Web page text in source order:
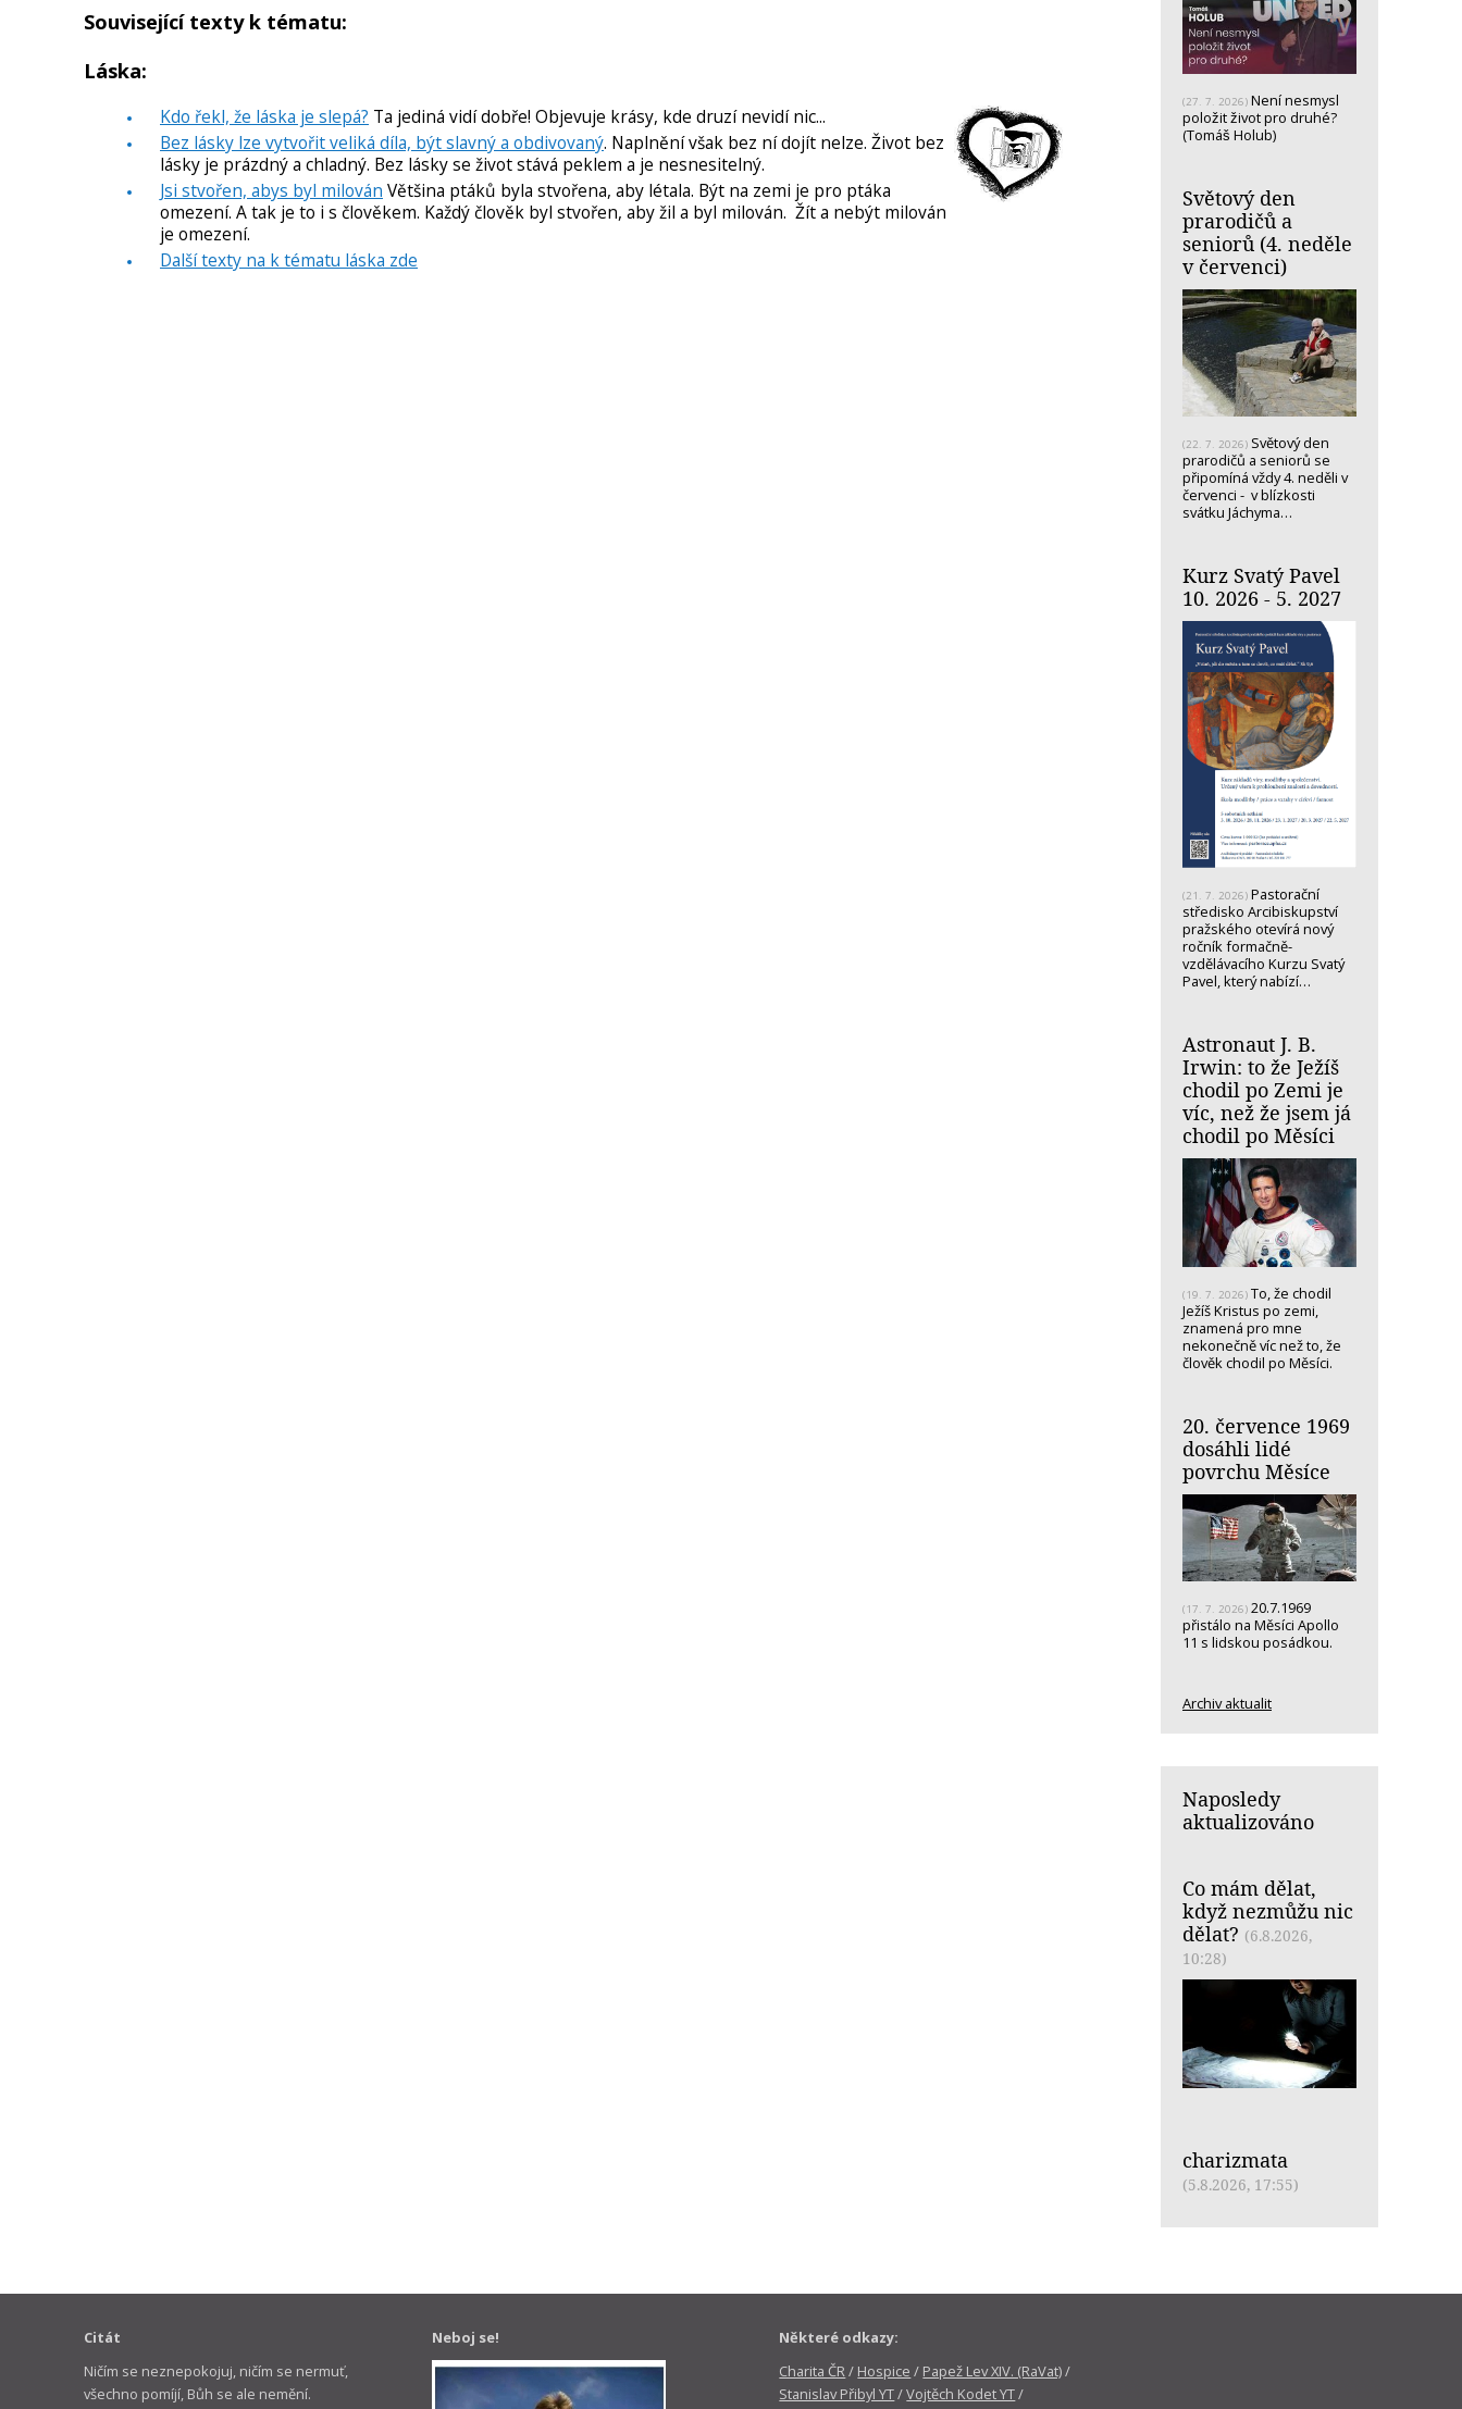
Související texty k tématu:
Láska:
Kdo řekl, že láska je slepá? Ta jediná vidí dobře! Objevuje krásy, kde druzí nevidí nic...
Bez lásky lze vytvořit veliká díla, být slavný a obdivovaný. Naplnění však bez ní dojít nelze. Život bez
lásky je prázdný a chladný. Bez lásky se život stává peklem a je nesnesitelný.
Jsi stvořen, abys byl milován Většina ptáků byla stvořena, aby létala. Být na zemi je pro ptáka
omezení. A tak je to i s člověkem. Každý člověk byl stvořen, aby žil a byl milován. Žít a nebýt milován
je omezení.
Další texty na k tématu láska zde
(27. 7. 2026) Není nesmysl
položit život pro druhé?
(Tomáš Holub)
Světový den
prarodičů a
seniorů (4. neděle
v červenci)
(22. 7. 2026) Světový den
prarodičů a seniorů se
připomíná vždy 4. neděli v
červenci - v blízkosti
svátku Jáchyma…
Kurz Svatý Pavel
10. 2026 - 5. 2027
(21. 7. 2026) Pastorační
středisko Arcibiskupství
pražského otevírá nový
ročník formačně-
vzdělávacího Kurzu Svatý
Pavel, který nabízí…
Astronaut J. B.
Irwin: to že Ježíš
chodil po Zemi je
víc, než že jsem já
chodil po Měsíci
(19. 7. 2026) To, že chodil
Ježíš Kristus po zemi,
znamená pro mne
nekonečně víc než to, že
člověk chodil po Měsíci.
20. července 1969
dosáhli lidé
povrchu Měsíce
(17. 7. 2026) 20.7.1969
přistálo na Měsíci Apollo
11 s lidskou posádkou.
Archiv aktualit
Naposledy
aktualizováno
Co mám dělat,
když nezmůžu nic
dělat? (6.8.2026,
10:28)
charizmata
(5.8.2026, 17:55)
Citát
Ničím se neznepokojuj, ničím se nermuť,
všechno pomíjí, Bůh se ale nemění.
Neboj se!
Některé odkazy:
Charita ČR / Hospice / Papež Lev XIV. (RaVat)/
Stanislav Přibyl YT/Vojtěch Kodet YT/